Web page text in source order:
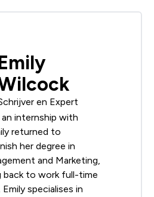
en Expert
internship with
returned to
her degree in
and Marketing,
back to work full-time
specialises in